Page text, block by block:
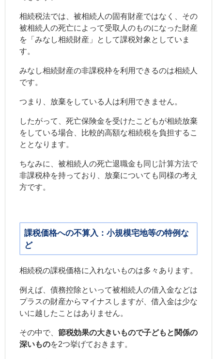
相続税法では、被相続人の固有財産ではなく、その
被相続人の死亡によって受取人のものになった財産
を「みなし相続財産」として課税対象としていま
す。
みなし相続財産の非課税枠を利用できるのは相続人
です。
つまり、放棄をしている人は利用できません。
したがって、死亡保険金を受けたこどもが相続放棄
をしている場合、比較的高額な相続税を負担するこ
ととなります。
ちなみに、被相続人の死亡退職金も同じ計算方法で
非課税枠を持っており、放棄についても同様の考え
方です。
課税価格への不算入：小規模宅地等の特例な
ど
相続税の課税価格に入れないものは多々あります。
例えば、債務控除といって被相続人の借入金などは
プラスの財産からマイナスしますが、借入金は少な
いに越したことはありません。
その中で、 節税効果の大きいもので子どもと関係の
深いものを2つ挙げておきます。